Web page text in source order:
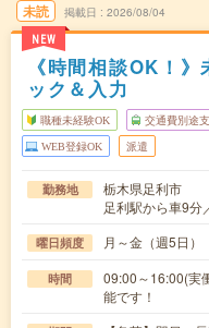
未読
NEW
掲載日 2026/08/04
《時間相談OK！
ック＆入力
職種未経験OK 交通費別途
WEB登録OK 派遣
勤務地
栃木県足利市
足利駅から車9分
曜日頻度 月～金（週5日
時間
09:00～16:00(実
能です！